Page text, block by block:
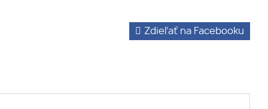
Zdieľať na Facebooku